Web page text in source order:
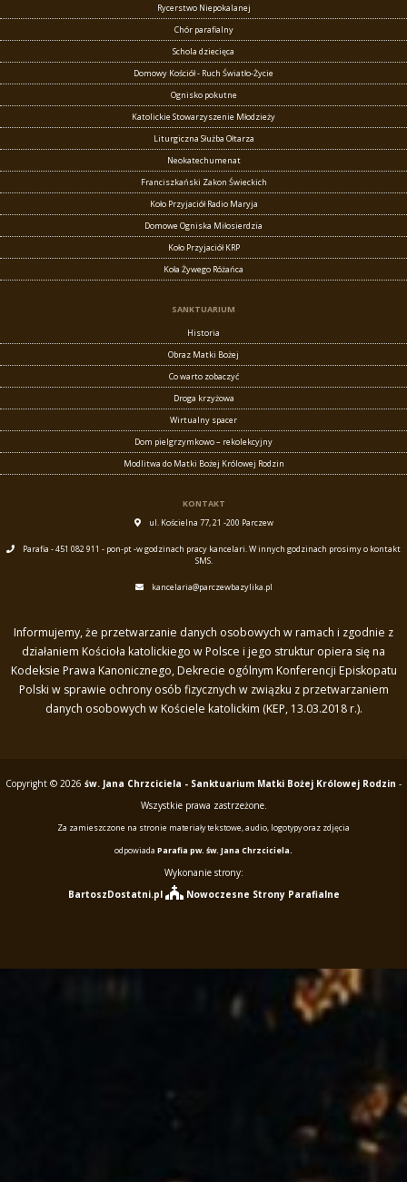
Rycerstwo Niepokalanej
Chór parafialny
Schola dziecięca
Domowy Kościół - Ruch Światło-Życie
Ognisko pokutne
Katolickie Stowarzyszenie Młodzieży
Liturgiczna Służba Ołtarza
Neokatechumenat
Franciszkański Zakon Świeckich
Koło Przyjaciół Radio Maryja
Domowe Ogniska Miłosierdzia
Koło Przyjaciół KRP
Koła Żywego Różańca
SANKTUARIUM
Historia
Obraz Matki Bożej
Co warto zobaczyć
Droga krzyżowa
Wirtualny spacer
Dom pielgrzymkowo – rekolekcyjny
Modlitwa do Matki Bożej Królowej Rodzin
KONTAKT
ul. Kościelna 77, 21 -200 Parczew
Parafia - 451 082 911 - pon-pt -w godzinach pracy kancelari. W innych godzinach prosimy o kontakt
SMS.
kancelaria@parczewbazylika.pl
Informujemy, że przetwarzanie danych osobowych w ramach i zgodnie z
działaniem Kościoła katolickiego w Polsce i jego struktur opiera się na
Kodeksie Prawa Kanonicznego, Dekrecie ogólnym Konferencji Episkopatu
Polski w sprawie ochrony osób fizycznych w związku z przetwarzaniem
danych osobowych w Kościele katolickim (KEP, 13.03.2018 r.).
Copyright © 2026 św. Jana Chrzciciela - Sanktuarium Matki Bożej Królowej Rodzin -
Wszystkie prawa zastrzeżone.
Za zamieszczone na stronie materiały tekstowe, audio, logotypy oraz zdjęcia
odpowiada Parafia pw. św. Jana Chrzciciela.
Wykonanie strony:
BartoszDostatni.pl
Nowoczesne Strony Parafialne